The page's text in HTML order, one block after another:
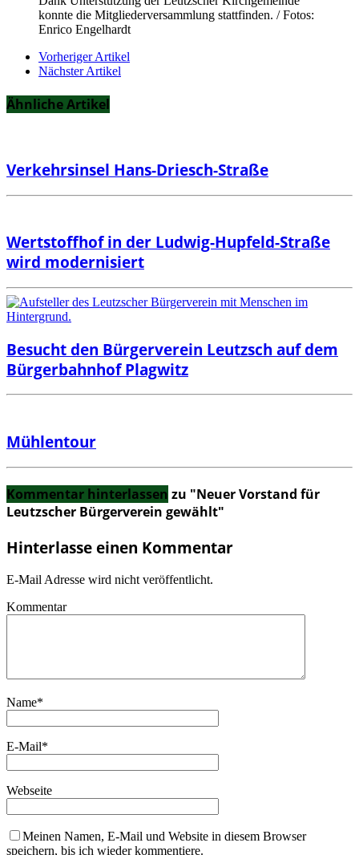
konnte die Mitgliederversammlung stattfinden. / Fotos:
Enrico Engelhardt
Vorheriger Artikel
Nächster Artikel
Ähnliche Artikel
Verkehrsinsel Hans-Driesch-Straße
Wertstoffhof in der Ludwig-Hupfeld-Straße
wird modernisiert
Besucht den Bürgerverein Leutzsch auf dem
Bürgerbahnhof Plagwitz
Mühlentour
Kommentar hinterlassen zu "Neuer Vorstand für
Leutzscher Bürgerverein gewählt"
Hinterlasse einen Kommentar
E-Mail Adresse wird nicht veröffentlicht.
Kommentar
Name*
E-Mail*
Webseite
Meinen Namen, E-Mail und Website in diesem Browser
speichern, bis ich wieder kommentiere.